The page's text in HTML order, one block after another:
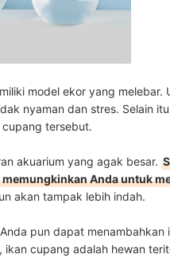
model ekor yang
nyaman dan stres. Selain
tersebut.
akuarium yang agak besar.
Anda untuk
akan tampak lebih indah.
pun dapat
cupang adalah hewan